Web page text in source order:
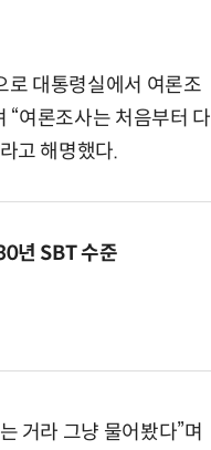
로 대통령실에서 여론조
“여론조사는 처음부터 다
고 해명했다.
년 SBT 수준
거라 그냥 물어봤다”며